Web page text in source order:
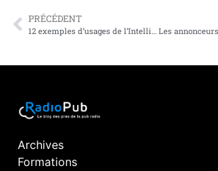
PRÉCÉDENT
Archives
Formations